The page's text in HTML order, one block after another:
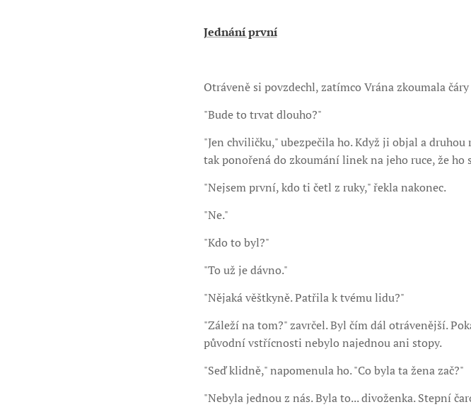
Jednání první
Otráveně si povzdechl, zatímco Vrána zkoumala
"Bude to trvat dlouho?"
"Jen chviličku," ubezpečila ho. Když ji objal a
tak ponořená do zkoumání linek na jeho ruce, že ho
"Nejsem první, kdo ti četl z ruky," řekla nakonec.
"Ne."
"Kdo to byl?"
"To už je dávno."
"Nějaká věštkyně. Patřila k tvému lidu?"
"Záleží na tom?" zavrčel. Byl čím dál otrávenější.
původní vstřícnosti nebylo najednou ani stopy.
"Seď klidně," napomenula ho. "Co byla ta žena zač?"
"Nebyla jednou z nás. Byla to... divoženka. Stepní